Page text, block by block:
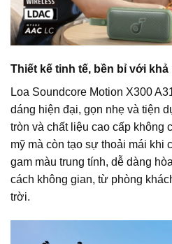
Thiết kế tinh tế, bền bỉ với
Loa Soundcore Motion X300
dáng hiện đại, gọn nhẹ và tiện
tròn và chất liệu cao cấp không
mỹ mà còn tạo sự thoải mái khi
gam màu trung tính, dễ dàng
cách không gian, từ phòng
trời.